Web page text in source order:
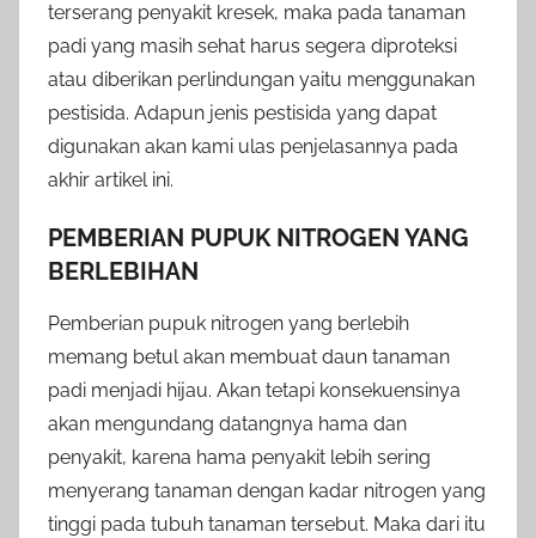
terserang penyakit kresek, maka pada tanaman
padi yang masih sehat harus segera diproteksi
atau diberikan perlindungan yaitu menggunakan
pestisida. Adapun jenis pestisida yang dapat
digunakan akan kami ulas penjelasannya pada
akhir artikel ini.
PEMBERIAN PUPUK NITROGEN YANG
BERLEBIHAN
Pemberian pupuk nitrogen yang berlebih
memang betul akan membuat daun tanaman
padi menjadi hijau. Akan tetapi konsekuensinya
akan mengundang datangnya hama dan
penyakit, karena hama penyakit lebih sering
menyerang tanaman dengan kadar nitrogen yang
tinggi pada tubuh tanaman tersebut. Maka dari itu